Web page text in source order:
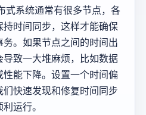
式系统通常有很多节点，各
时间同步，这样才能确保
。如果节点之间的时间出
致一大堆麻烦，比如数据
能下降。设置一个时间偏
快速发现和修复时间同步
运行。